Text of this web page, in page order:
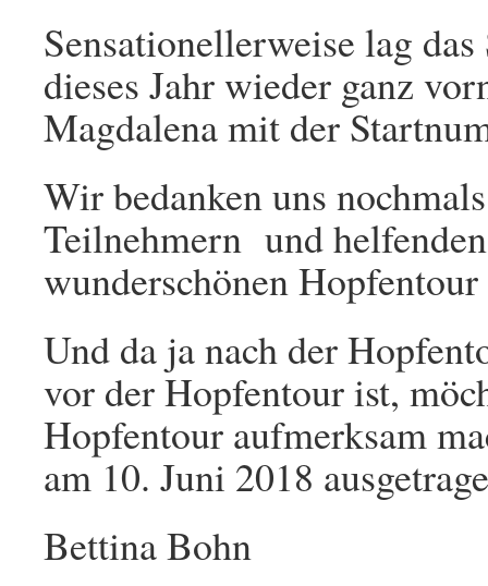
Sensationellerweise lag
dieses Jahr wieder ganz
Magdalena mit der
Wir bedanken uns
Teilnehmern und
wunderschönen
Und da ja nach der
vor der Hopfentour ist,
Hopfentour aufmerksam
am 10. Juni 2018
Bettina Bohn